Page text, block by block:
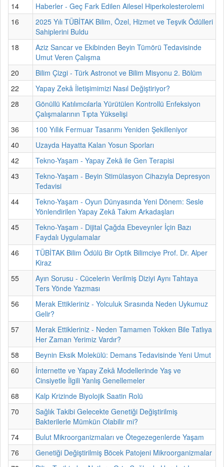
14
Haberler - Geç Fark Edilen Ailesel Hiperkolesterolemi
16
2025 Yılı TÜBİTAK Bilim, Özel, Hizmet ve Teşvik Ödülleri
Sahiplerini Buldu
18
Aziz Sancar ve Ekibinden Beyin Tümörü Tedavisinde
Umut Veren Çalışma
20
Bilim Çizgi - Türk Astronot ve Bilim Misyonu 2. Bölüm
22
Yapay Zekâ İletişimimizi Nasıl Değiştiriyor?
28
Gönüllü Katılımcılarla Yürütülen Kontrollü Enfeksiyon
Çalışmalarının Tıpta Yükselişi
36
100 Yıllık Fermuar Tasarımı Yeniden Şekilleniyor
40
Uzayda Hayatta Kalan Yosun Sporları
42
Tekno-Yaşam - Yapay Zekâ ile Gen Terapisi
43
Tekno-Yaşam - Beyin Stimülasyon Cihazıyla Depresyon
Tedavisi
44
Tekno-Yaşam - Oyun Dünyasında Yeni Dönem: Sesle
Yönlendirilen Yapay Zekâ Takım Arkadaşları
45
Tekno-Yaşam - Dijital Çağda Ebeveynler İçin Bazı
Faydalı Uygulamalar
46
TÜBİTAK Bilim Ödülü Bir Optik Bilimciye Prof. Dr. Alper
Kiraz
55
Ayın Sorusu - Cücelerin Verilmiş Diziyi Aynı Tahtaya
Ters Yönde Yazması
56
Merak Ettikleriniz - Yolculuk Sırasında Neden Uykumuz
Gelir?
57
Merak Ettikleriniz - Neden Tamamen Tokken Bile Tatlıya
Her Zaman Yerimiz Vardır?
58
Beynin Eksik Molekülü: Demans Tedavisinde Yeni Umut
60
İnternette ve Yapay Zekâ Modellerinde Yaş ve
Cinsiyetle İlgili Yanlış Genellemeler
68
Kalp Krizinde Biyolojik Saatin Rolü
70
Sağlık Takibi Gelecekte Genetiği Değiştirilmiş
Bakterilerle Mümkün Olabilir mi?
74
Bulut Mikroorganizmaları ve Ötegezegenlerde Yaşam
76
Genetiği Değiştirilmiş Böcek Patojeni Mikroorganizmalar